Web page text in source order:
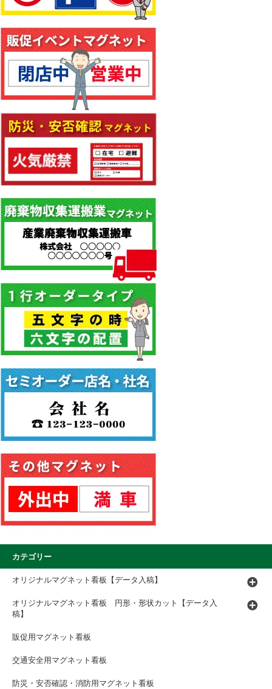
カテゴリー
オリジナルマグネット看板【データ入稿】
オリジナルマグネット看板 円形・形状カット【データ入
稿】
販促用マグネット看板
交通安全用マグネット看板
防災・安否確認・消防用マグネット看板